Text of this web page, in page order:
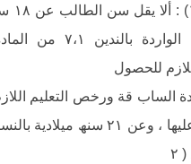
مادة
بالنسبة للرخص الواردة
للحصول
الساب قة ورخص التعلیم
، ٦ ، ٥ ، ٤ ، ٣ ، علیھا ، وعن ٢١ سنھ
٢